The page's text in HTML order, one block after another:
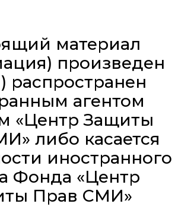
материал
произведен
распространен
агентом
«Центр Защиты
либо касается
иностранного
Фонда «Центр
Прав СМИ»